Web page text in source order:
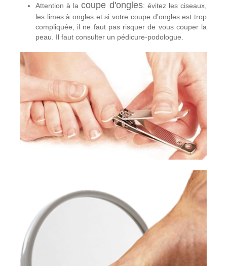
Attention à lacoupe d'ongles: évitez les ciseaux,
les limes à ongles et si votre coupe d'ongles est trop
compliquée, il ne faut pas risquer de vous couper la
peau. Il faut consulter un pédicure-podologue.